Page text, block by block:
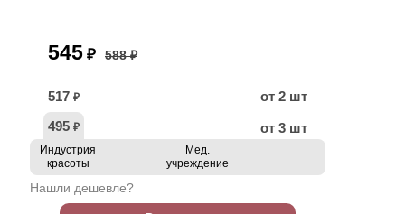
545 ₽ 588 ₽
517 ₽
от 2 шт
495 ₽ от 3 шт
Индустрия
красоты
Мед.
учреждение
Нашли дешевле?